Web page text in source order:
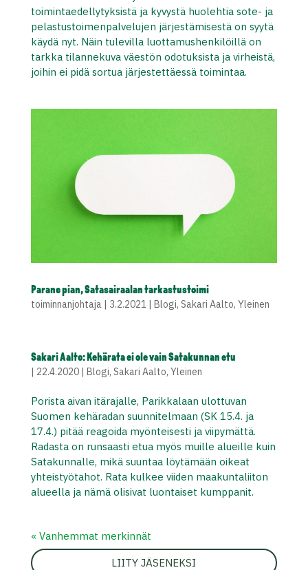
toimintaedellytyksistä ja kyvystä huolehtia sote- ja
pelastustoimenpalvelujen järjestämisestä on syytä
käydä nyt. Näin tulevilla luottamushenkilöillä on
tarkka tilannekuva väestön odotuksista ja virheistä,
joihin ei pidä sortua järjestettäessä toimintaa.
Parane pian, Satasairaalan tarkastustoimi
toiminnanjohtaja| 3.2.2021 | Blogi, Sakari Aalto, Yleinen
Sakari Aalto: Kehärata ei ole vain Satakunnan etu
| 22.4.2020| Blogi, Sakari Aalto, Yleinen
Porista aivan itärajalle, Parikkalaan ulottuvan
Suomen kehäradan suunnitelmaan (SK 15.4. ja
17.4.) pitää reagoida myönteisesti ja viipymättä.
Radasta on runsaasti etua myös muille alueille kuin
Satakunnalle, mikä suuntaa löytämään oikeat
yhteistyötahot. Rata kulkee viiden maakuntaliiton
alueella ja nämä olisivat luontaiset kumppanit.
« Vanhemmat merkinnät
LIITY JÄSENEKSI